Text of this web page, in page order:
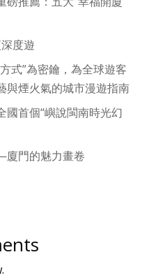
度遊
式”為密鑰，為全球遊客
與煙火氣的城市漫遊指南
國首個“嶼說閩南時光幻
門的魅力畫卷